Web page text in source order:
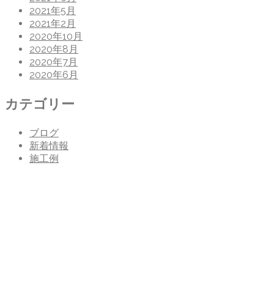
2021年5月
2021年2月
2020年10月
2020年8月
2020年7月
2020年6月
カテゴリー
ブログ
新着情報
施工例